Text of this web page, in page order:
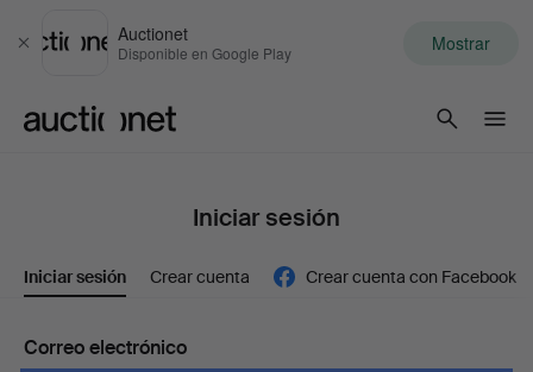
Cerrar
Auctionet
Disponible en Google Play Mostrar
Iniciar sesión
Iniciar sesión Crear cuenta Crear cuenta con Facebook
Correo electrónico